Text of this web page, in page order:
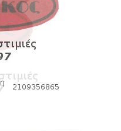
στο
του Bόλου
και...